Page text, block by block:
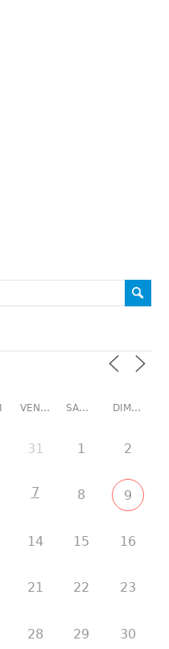
VENDREDI SAMEDI DIMANCHE
31 1 2
7 8 9
14 15 16
21 22 23
28 29 30